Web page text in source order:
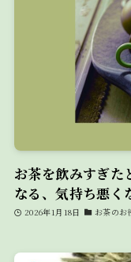
お茶を飲みすぎた
なる、気持ち悪く
2026年1月18日 お茶のお